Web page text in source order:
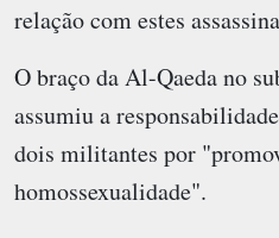
relação com estes
O braço da Al-Qaeda no
assumiu a
dois militantes por
homossexualidade".